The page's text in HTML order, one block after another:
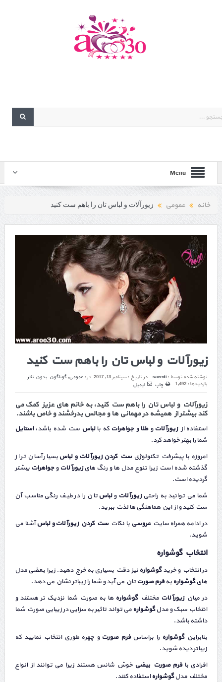
Menu
خانه عمومی زیورآلات و لباس تان را باهم ست کنید
زیورآلات و لباس تان را باهم ست کنید
نوشته شده توسط : saeedi در تاریخ :سپتامبر 13, 2017 در : عمومی, گوناگون بدون نظر
بازدیدها : 1,492
چاپ ایمیل
زیورآلات و لباس تان را باهم ست کنید، به خانم های عزیز کمک می
کند بیشتر از همیشه در مهمانی ها و مجالس بدرخشند و خاص باشند.
استفاده اززیورآلات وطلا وجواهرات که بالباس ست شده باشد،استایل
شما را بهتر خواهد کرد.
امروزه با پیشرفت تکنولوژیست کردن زیورآلات و لباس بسیار آسان تر از
گذشته شده است زیرا تنوع مدل ها و رنگ هایزیورآلات وجواهرات بیشتر
گردیده است.
شما می توانید به راحتیزیورآلات ولباس تان را در طیف رنگی مناسب آن
ست کنید و از این هماهنگی ها لذت ببرید.
در ادامه همراه سایتعروسی با نکاتست کردن زیورآلات و لباسآشنا می
شوید.
انتخاب گوشواره
در انتخاب و خریدگوشواره نیز دقت بسیاری به خرج دهید. زیرا بعضی مدل
هایگوشواره بهفرم صورت تان می آید و شما را زیباتر نشان می دهد.
در میانزیورآلات مختلفگوشواره‌ ها به صورت شما نزدیک تر هستند و
انتخاب سبک و مدلگوشواره می ‌تواند تاثیر به سزایی در زیبایی صورت شما
داشته باشد.
بنابراینگوشواره را براساسفرم صورت و چهره طوری انتخاب نمایید که
زیباتر دیده شوید.
افرادی بافرم صورت بیضی خوش شانس هستند زیرا می ‌توانند از انواع
مختلف مدلگوشوارهاستفاده کنند.